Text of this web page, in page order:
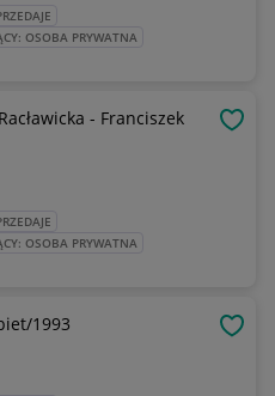
OSOBA PRYWATNA
- Franciszek
OSOBA PRYWATNA
1993